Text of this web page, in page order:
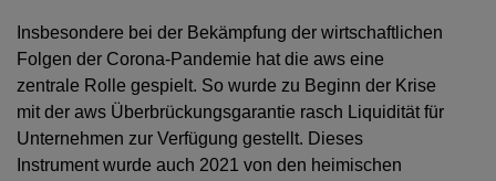
Insbesondere bei der Bekämpfung der wirtschaftlichen
Folgen der Corona-Pandemie hat die aws eine
zentrale Rolle gespielt. So wurde zu Beginn der Krise
mit der aws Überbrückungsgarantie rasch Liquidität für
Unternehmen zur Verfügung gestellt. Dieses
Instrument wurde auch 2021 von den heimischen